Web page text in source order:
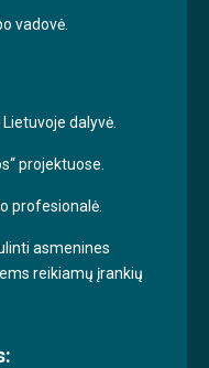
vadovė.
dalyvė.
projektuose.
profesionalė.
asmenines
reikiamų įrankių